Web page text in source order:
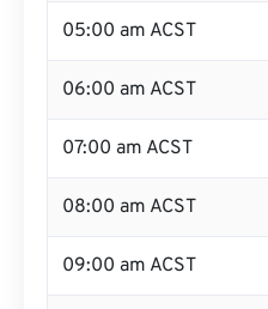
05:00 am ACST
06:00 am ACST
07:00 am ACST
08:00 am ACST
09:00 am ACST